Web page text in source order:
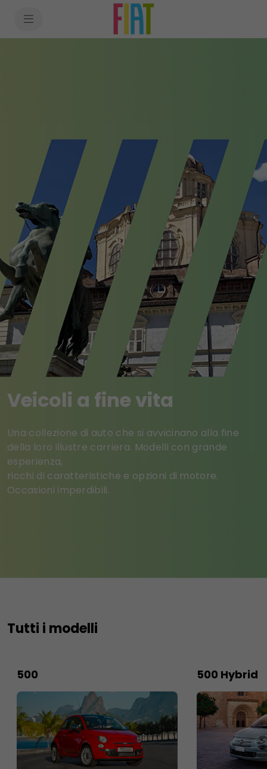
Veicoli a fine vita
Una collezione di auto che si avvicinano alla fine
della loro illustre carriera. Modelli con grande
esperienza,
ricchi di caratteristiche e opzioni di motore.
Occasioni imperdibili.
Tutti i modelli
500 500 Hybrid